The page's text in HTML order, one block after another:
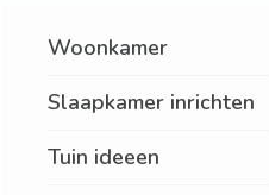
Woonkamer
Slaapkamer inrichten
Tuin ideeen